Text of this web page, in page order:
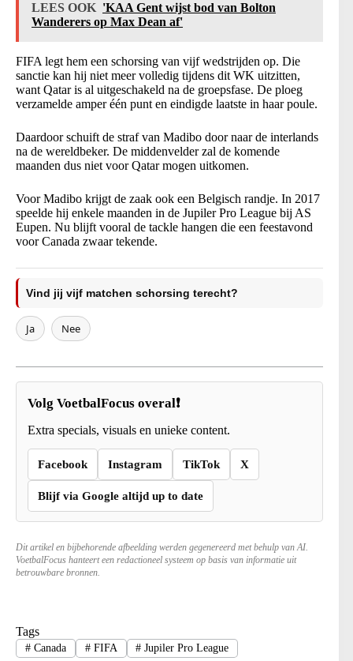
LEES OOK 'KAA Gent wijst bod van Bolton
Wanderers op Max Dean af'
FIFA legt hem een schorsing van vijf wedstrijden op. Die
sanctie kan hij niet meer volledig tijdens dit WK uitzitten,
want Qatar is al uitgeschakeld na de groepsfase. De ploeg
verzamelde amper één punt en eindigde laatste in haar poule.
Daardoor schuift de straf van Madibo door naar de interlands
na de wereldbeker. De middenvelder zal de komende
maanden dus niet voor Qatar mogen uitkomen.
Voor Madibo krijgt de zaak ook een Belgisch randje. In 2017
speelde hij enkele maanden in de Jupiler Pro League bij AS
Eupen. Nu blijft vooral de tackle hangen die een feestavond
voor Canada zwaar tekende.
Vind jij vijf matchen schorsing terecht?
Ja Nee
Volg VoetbalFocus overal❗
Extra specials, visuals en unieke content.
Facebook Instagram TikTok X
Blijf via Google altijd up to date
Dit artikel en bijbehorende afbeelding werden gegenereerd met behulp van AI.
VoetbalFocus hanteert een redactioneel systeem op basis van informatie uit
betrouwbare bronnen.
Tags
#Canada #FIFA # Jupiler Pro League